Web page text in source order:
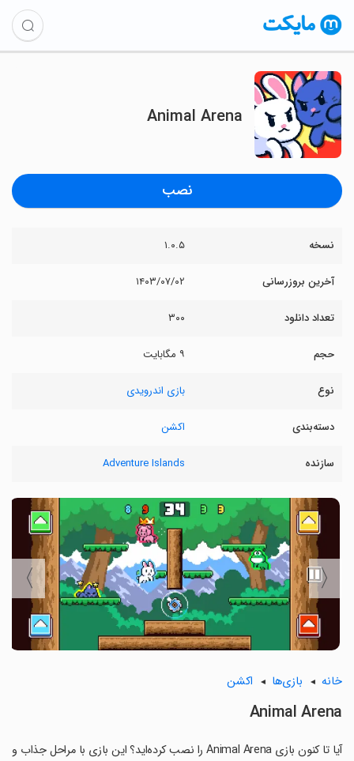
Animal Arena
نصب
نسخه ۱.۰.۵
آخرین بروزرسانی ۱۴۰۳/۰۷/۰۲
تعداد دانلود ۳۰۰
حجم ۹ مگابایت
نوع بازی اندرویدی
دسته‌بندی اکشن
سازنده Adventure Islands
〈
〉
خانه بازی‌ها اکشن
Animal Arena
آیا تا کنون بازی Animal Arena را نصب کرده‌اید؟ این بازی با مراحل جذاب و